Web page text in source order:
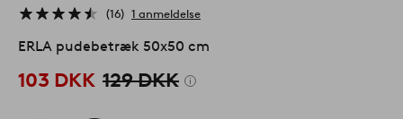
16 1 anmeldelse
ERLA pudebetræk 50x50 cm
103 DKK 129 DKK